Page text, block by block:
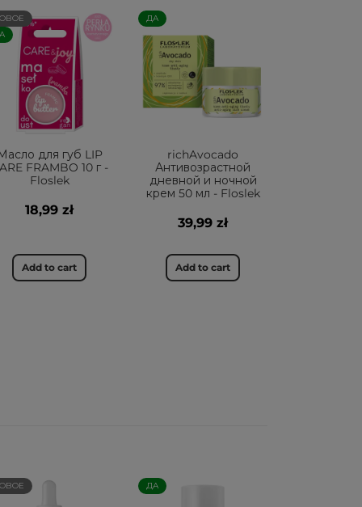
для губ LIP
FRAMBO 10 г -
Floslek
18,99 zł
Add to cart
ДА
richAvocado
Антивозрастной
дневной и ночной
крем 50 мл - Floslek
39,99 zł
Add to cart
ДА